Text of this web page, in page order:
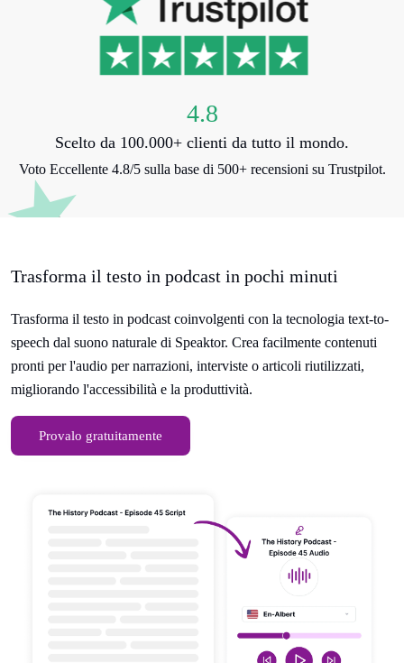
4.8
Scelto da 100.000+ clienti da tutto il mondo.
Voto Eccellente 4.8/5 sulla base di 500+ recensioni su Trustpilot.
Trasforma il testo in podcast in pochi minuti
Trasforma il testo in podcast coinvolgenti con la tecnologia text-to-
speech dal suono naturale di Speaktor. Crea facilmente contenuti
pronti per l'audio per narrazioni, interviste o articoli riutilizzati,
migliorando l'accessibilità e la produttività.
Provalo gratuitamente